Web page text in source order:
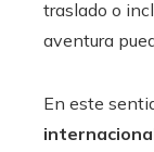
traslado o
aventura
En este